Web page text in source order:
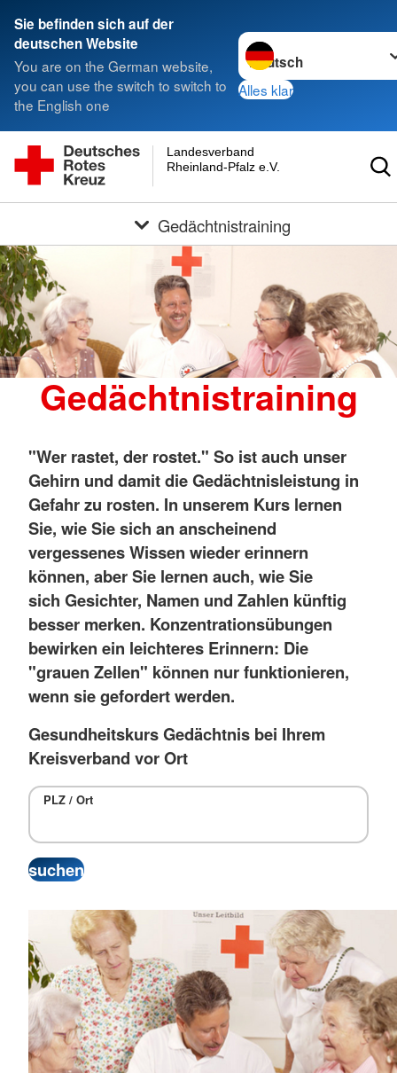
Sie befinden sich auf der
deutschen Website
You are on the German website,
you can use the switch to switch to
the English one
Sprache wechseln zu
Alles klar
Rheinland-Pfalz e.V.
Landesverband
Gedächtnistraining
Gedächtnistraining
"Wer rastet, der rostet." So ist auch unser
Gehirn und damit die Gedächtnisleistung in
Gefahr zu rosten. In unserem Kurs lernen
Sie, wie Sie sich an anscheinend
vergessenes Wissen wieder erinnern
können, aber Sie lernen auch, wie Sie
sich Gesichter, Namen und Zahlen künftig
besser merken. Konzentrationsübungen
bewirken ein leichteres Erinnern: Die
"grauen Zellen" können nur funktionieren,
wenn sie gefordert werden.
Gesundheitskurs Gedächtnis bei Ihrem
Kreisverband vor Ort
PLZ / Ort